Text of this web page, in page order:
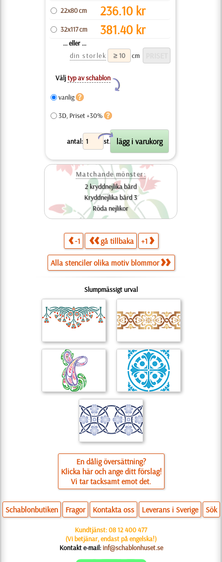
22x80 cm 236.10 kr
32x117 cm 381.40 kr
... eller ...
din storlek
cm
Väljtyp av schablon
Y
vanlig
3D, Priset +30%
antal: st.
X
Matchande mönster:
2 kryddnejlika bård
Kryddnejlika bård 3
Röda nejlikor
-1 gå tillbaka +1
Alla stenciler olika motiv blommor
Slumpmässigt urval
En dålig översättning?
Klicka här och ange ditt förslag!
Vi tar tacksamt emot det.
Schablonbutiken Fragor Kontakta oss Leverans i Sverige Sök
Kundtjänst:08 12 400 477
(Vi betjänar, endast på engelska!)
Kontakt e-mail: inf@schablonhuset.se